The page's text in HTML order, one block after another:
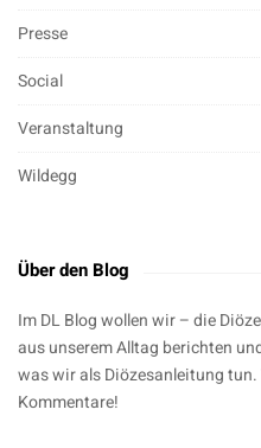
Presse
Social
Veranstaltung
Wildegg
Über den Blog
Im DL Blog wollen wir – die
aus unserem Alltag berichten
was wir als Diözesanleitung
Kommentare!